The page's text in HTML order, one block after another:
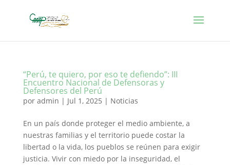
“Perú, te quiero, por eso te defiendo”: III
Encuentro Nacional de Defensoras y
Defensores del Perú
por admin | Jul 1, 2025 | Noticias
En un país donde proteger el medio ambiente, a
nuestras familias y el territorio puede costar la
libertad o la vida, los pueblos se reúnen para exigir
justicia. Vivir con miedo por la inseguridad, el